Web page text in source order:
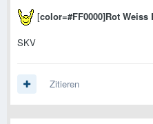
[color=#FF0000]Rot
SKV
Zitieren